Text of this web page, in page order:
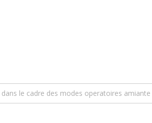
le cadre des modes operatoires amiante